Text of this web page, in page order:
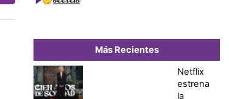
Más Recientes
Netflix
estrena
la